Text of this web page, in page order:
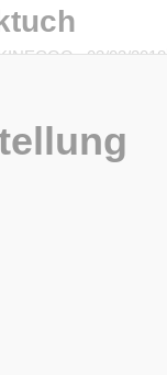
On 03/03/2018